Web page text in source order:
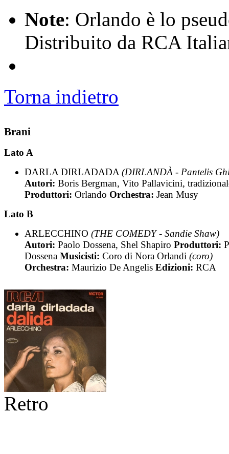
Note: Orlando è lo
Distribuito da RCA
Torna indietro
Brani
Lato A
DARLA DIRLADADA(DIRLANDÀ - Pantelis
Autori: Boris Bergman, Vito Pallavicini,
Produttori: Orlando Orchestra: Jean Musy
Lato B
ARLECCHINO (THE COMEDY - Sandie Shaw)
Autori: Paolo Dossena, Shel Shapiro Produttori:
Dossena Musicisti: Coro di Nora Orlandi (coro)
Orchestra: Maurizio De Angelis Edizioni: RCA
Retro